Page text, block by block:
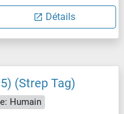
Détails
(Strep Tag)
Humain